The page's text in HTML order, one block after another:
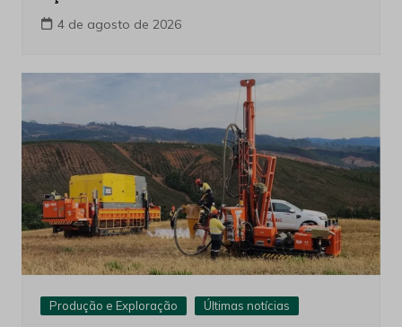
4 de agosto de 2026
Produção e Exploração Últimas notícias